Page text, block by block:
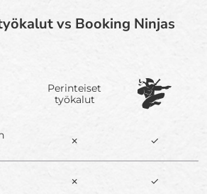
vs Booking Ninjas
Perinteiset
työkalut
✗ ✓
✗ ✓